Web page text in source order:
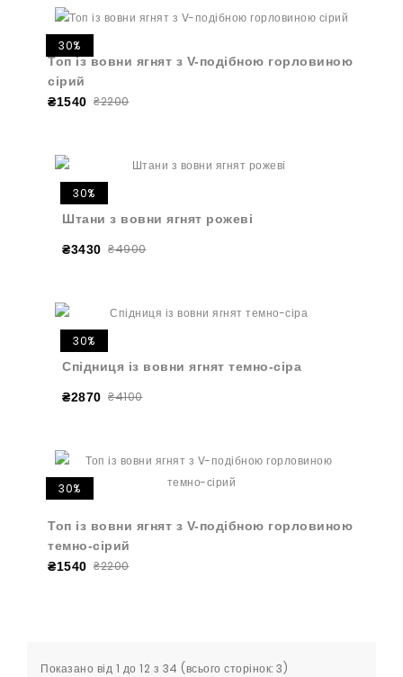
30%
Топ із вовни ягнят з V-подібною горловиною
сірий
₴1540 ₴2200
30%
Штани з вовни ягнят рожеві
₴3430 ₴4900
30%
Спідниця із вовни ягнят темно-сіра
₴2870 ₴4100
30%
Топ із вовни ягнят з V-подібною горловиною
темно-сірий
₴1540 ₴2200
Показано від 1 до 12 з 34 (всього сторінок: 3)